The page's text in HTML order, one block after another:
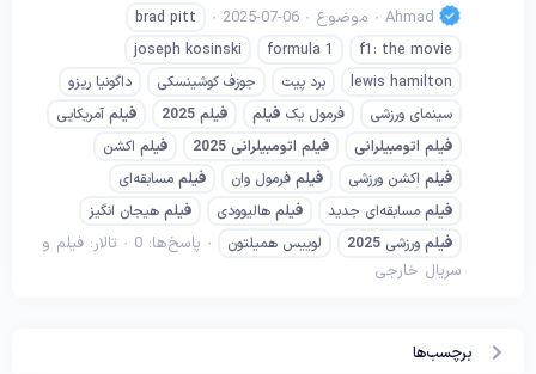
Ahmad
موضوع 2025-07-06
brad pitt
f1: the movie
formula 1
joseph kosinski
lewis hamilton
برد پیت جوزف کوشینسکی
داگونیا ریزو
سینمای ورزشی
فرمول یک فیلم فیلم 2025 فیلم آمریکایی
فیلم اتومبیلرانی فیلم اتومبیلرانی 2025 فیلم اکشن
فیلم اکشن ورزشی فیلم فرمول وان فیلم مسابقه‌ای
فیلم مسابقه‌ای جدید فیلم هالیوودی فیلم هیجان انگیز
فیلم ورزشی 2025 لوییس همیلتون پاسخ‌ها: 0 تالار: فیلم و
سریال خارجی
برچسب‌ها